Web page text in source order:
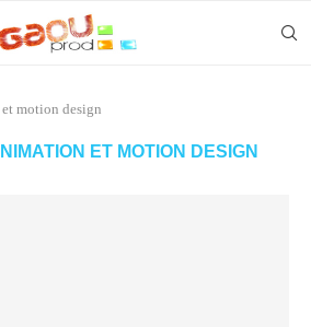
motion design
ET MOTION DESIGN